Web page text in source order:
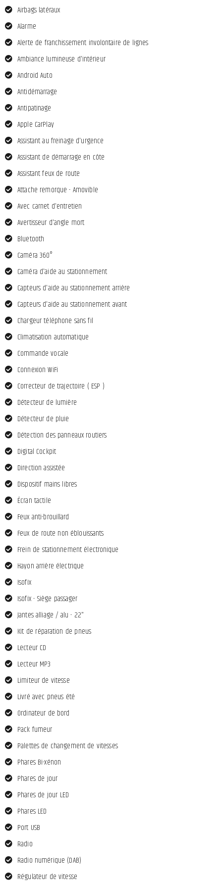
Airbags latéraux
Alarme
Alerte de franchissement involontaire de lignes
Ambiance lumineuse d'intérieur
Android Auto
Antidémarrage
Antipatinage
Apple CarPlay
Assistant au freinage d'urgence
Assistant de démarrage en côte
Assistant feux de route
Attache remorque - Amovible
Avec carnet d'entretien
Avertisseur d'angle mort
Bluetooth
Caméra 360°
Caméra d'aide au stationnement
Capteurs d'aide au stationnement arrière
Capteurs d'aide au stationnement avant
Chargeur téléphone sans fil
Climatisation automatique
Commande vocale
Connexion WiFi
Correcteur de trajectoire ( ESP )
Détecteur de lumière
Détecteur de pluie
Détection des panneaux routiers
Digital Cockpit
Direction assistée
Dispositif mains libres
Écran tactile
Feux anti-brouillard
Feux de route non éblouissants
Frein de stationnement électronique
Hayon arrière électrique
Isofix
Isofix - Siège passager
Jantes alliage / alu - 22"
Kit de réparation de pneus
Lecteur CD
Lecteur MP3
Limiteur de vitesse
Livré avec pneus été
Ordinateur de bord
Pack fumeur
Palettes de changement de vitesses
Phares Bi-xénon
Phares de jour
Phares de jour LED
Phares LED
Port USB
Radio
Radio numérique (DAB)
Régulateur de vitesse